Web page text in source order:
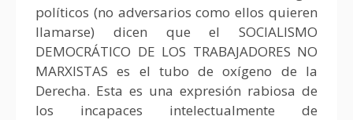
políticos (no adversarios como ellos quieren
llamarse) dicen que el SOCIALISMO
DEMOCRÁTICO DE LOS TRABAJADORES NO
MARXISTAS es el tubo de oxígeno de la
Derecha. Esta es una expresión rabiosa de
los incapaces intelectualmente de